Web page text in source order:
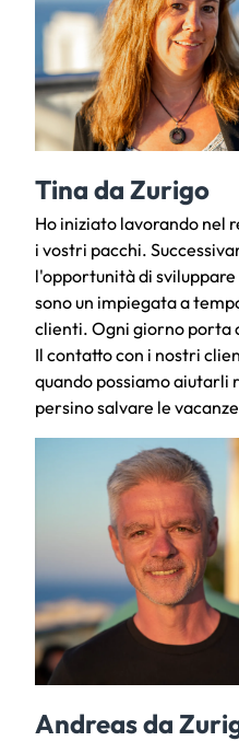
Tina da Zurigo
Ho iniziato lavorando nel
i vostri pacchi.
l'opportunità di
sono un impiegata a
clienti. Ogni giorno porta
Il contatto con i nostri
quando possiamo aiutarli
persino salvare le
Andreas da